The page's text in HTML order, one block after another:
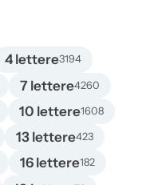
4 lettere3194
7 lettere4260
10 lettere1608
13 lettere423
16 lettere182